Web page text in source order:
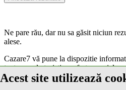
Acest site utilizează
Ne pare rău, dar nu sa găsit niciun
alese.
Cazare7 vă pune la dispozitie
toate zonele turistice, oferte speciale,
Utilizand acest serviciu inseamna ca